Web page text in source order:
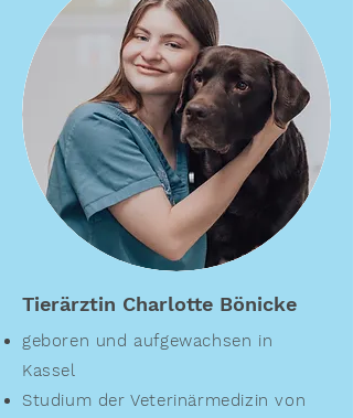
Tierärztin Charlotte Bönicke
geboren und aufgewachsen in
Kassel
Studium der Veterinärmedizin von